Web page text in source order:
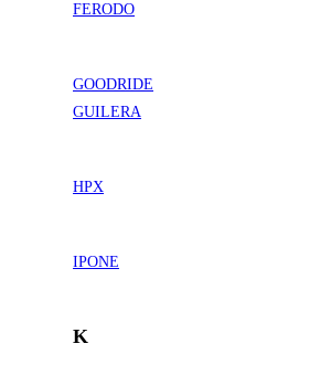
FERODO
GOODRIDE
GUILERA
HPX
IPONE
K